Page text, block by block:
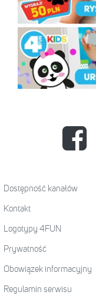
Dostępność kanałów
Kontakt
Logotypy 4FUN
Prywatność
Obowiązek informacyjny
Regulamin serwisu